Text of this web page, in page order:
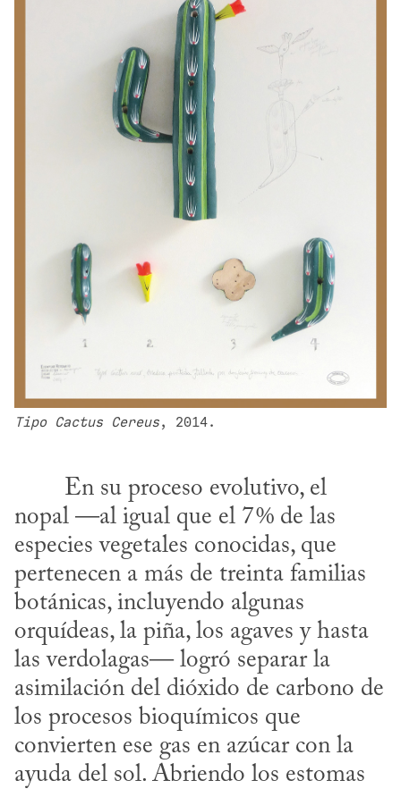
Tipo Cactus Cereus, 2014.
nopal —al igual que el 7 % de las
especies vegetales conocidas, que
pertenecen a más de treinta familias
botánicas, incluyendo algunas
orquídeas, la piña, los agaves y hasta
las verdolagas— logró separar la
asimilación del dióxido de carbono de
los procesos bioquímicos que
convierten ese gas en azúcar con la
ayuda del sol. Abriendo los estomas